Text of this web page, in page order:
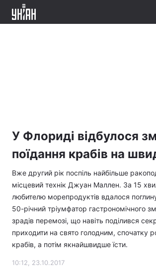
У Флориді відбулося
поїдання крабів на
Вже другий рік поспіль найбільше
місцевий технік Джуан Маллен. За 15
любителю морепродуктів вдалося
50-річний тріумфатор гастрономічного
зрадів перемозі, що навіть поділився
приходити на свято голодним, спочатку
крабів, а потім якнайшвидше їсти.
10:12, 23.10.2017